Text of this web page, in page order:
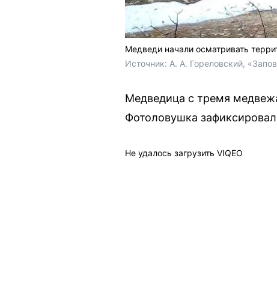
Медведи начали осматривать
Источник: А. А. Гореловский,
Медведица с тремя
Фотоловушка
Не удалось загрузить VIQEO